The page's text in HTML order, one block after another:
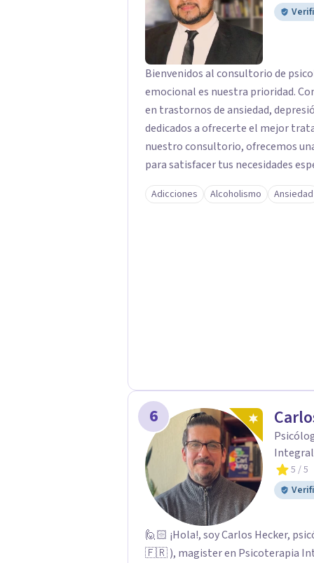
Bienvenidos al consultorio de
emocional es nuestra prioridad.
en trastornos de ansiedad,
dedicados a ofrecerte el mejor
nuestro consultorio, ofrecemos
para satisfacer tus necesidades
Depresión: Somos expertos en el
utilizando enfoques basados en
Adicciones Alcoholismo Ansiedad
6
Integral
5 / 5
🙋🏻 ¡Hola!, soy Carlos Hecker,
🇫🇷 ), magister en Psicoterapia